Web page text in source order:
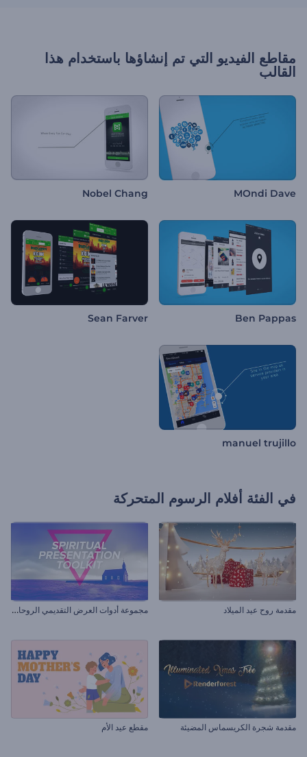
مقاطع الفيديو التي تم إنشاؤها باستخدام هذا
القالب
MOndi Dave
Nobel Chang
Ben Pappas
Sean Farver
manuel trujillo
في الفئة أفلام الرسوم المتحركة
مقدمة روح عيد الميلاد م
جموعة أدوات العرض التقديمي الروحاني
مقدمة شجرة الكريسماس المضيئة مقطع عيد الأم